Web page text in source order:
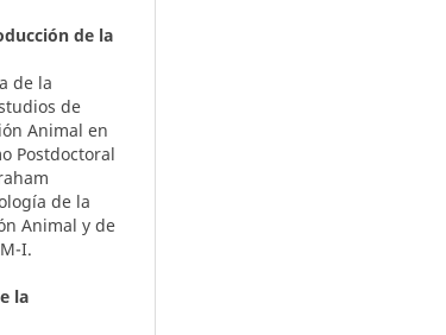
de la
de la
de
Animal en
Postdoctoral
de la
Animal y de
I.
la